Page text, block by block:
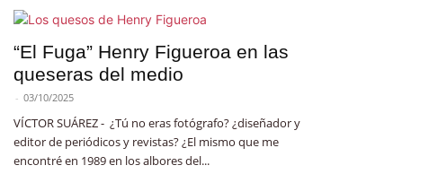
“El Fuga” Henry Figueroa en las
queseras del medio
- 03/10/2025
VÍCTOR SUÁREZ - ¿Tú no eras fotógrafo? ¿diseñador y
editor de periódicos y revistas? ¿El mismo que me
encontré en 1989 en los albores del...